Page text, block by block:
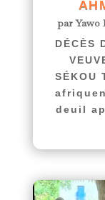
parYawo
DÉCÈS
SÉKOU
deuil